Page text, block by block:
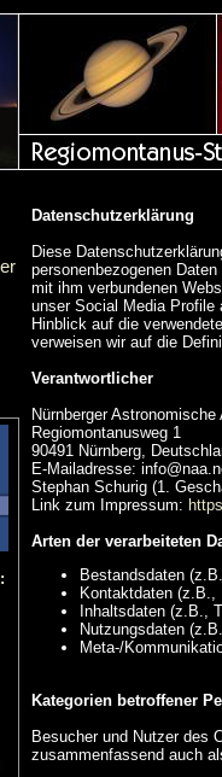
Datenschutzerklärung
Diese
personenbezogenen
mit ihm verbundenen
unser Social Media Profile
Hinblick auf die
verweisen wir auf die
Verantwortlicher
Nürnberger
Regiomontanusweg 1
90491 Nürnberg,
E-Mailadresse:
Stephan Schurig (1.
Link zum Impressum:
Arten der verarbeiteten
Bestandsdaten
Kontaktdaten (z.B.,
Inhaltsdaten (z.B.,
Nutzungsdaten
Meta-/
Kategorien betroffener
Besucher und Nutzer des
zusammenfassend auch